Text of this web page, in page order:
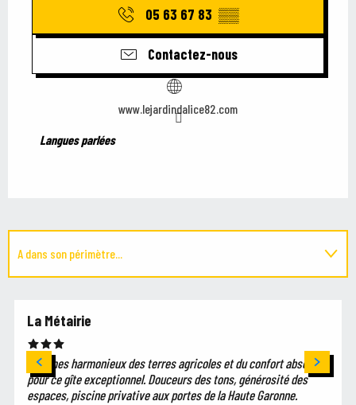
05 63 67 83 ▒▒
Contactez-nous
www.lejardindalice82.com
Langues parlées
Langues parlées
A dans son périmètre...
La Métairie
Charmes harmonieux des terres agricoles et du confort absolu
pour ce gîte exceptionnel. Douceurs des tons, générosité des
espaces, piscine privative aux portes de la Haute Garonne.